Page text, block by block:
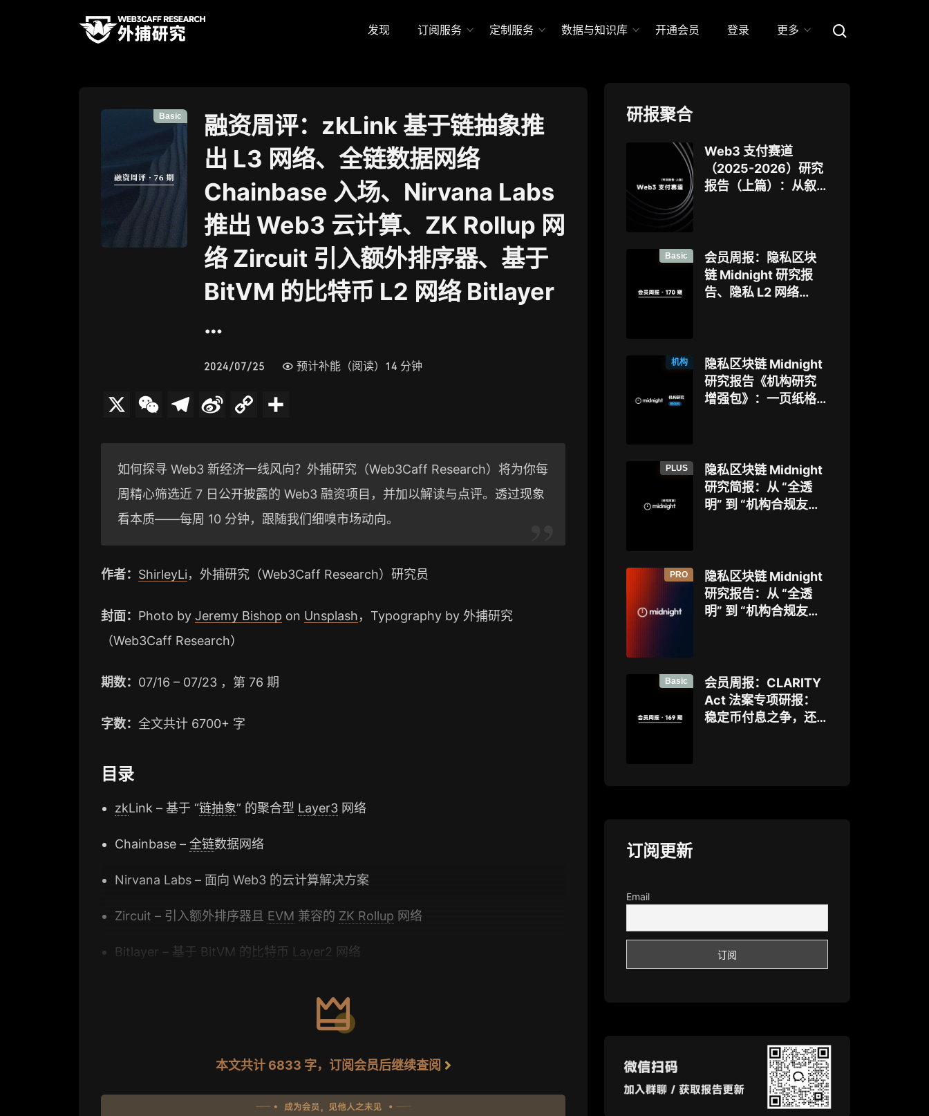
发现 订阅服务 定制服务 数据与知识库 开通会员 登录 更多
Basic
融资周评：zkLink 基于链抽象推
出 L3 网络、全链数据网络
Chainbase 入场、Nirvana Labs
推出 Web3 云计算、ZK Rollup 网
络 Zircuit 引入额外排序器、基于
BitVM 的比特币 L2 网络 Bitlayer
…
2024/07/25 预计补能（阅读）14 分钟
W
g
W
o
L
如何探寻 Web3 新经济一线风向？外捕研究（Web3Caff Research）将为你每
周精心筛选近 7 日公开披露的 Web3 融资项目，并加以解读与点评。透过现象
看本质——每周 10 分钟，跟随我们细嗅市场动向。
作者： ShirleyLi，外捕研究（Web3Caff Research）研究员
封面： Photo by Jeremy Bishop on Unsplash，Typography by 外捕研究
（Web3Caff Research）
期数： 07/16 – 07/23 ，第 76 期
字数： 全文共计 6700+ 字
目录
zkLink – 基于 “链抽象” 的聚合型 Layer3 网络
Chainbase – 全链数据网络
Nirvana Labs – 面向 Web3 的云计算解决方案
Zircuit – 引入额外排序器且 EVM 兼容的 ZK Rollup 网络
Bitlayer – 基于 BitVM 的 比特币 Layer2 网络
本文共计 6833 字，订阅会员后继续查阅
研报聚合
Web3 支付赛道
（2025-2026）研究
报告（上篇）：从叙
如何重塑下一代支付
体系？全景式拆解行
业背景、协议标准、
Basic
会员周报：隐私区块
链 Midnight 研究报
告、隐私 L2 网络
机构
隐私区块链 Midnight
研究报告《机构研究
增强包》：一页纸格
PLUS
隐私区块链 Midnight
研究简报：从 “全透
明” 到 “机构合规友
PRO
隐私区块链 Midnight
研究报告：从 “全透
明” 到 “机构合规友
解其背景、技术架
构、生态格局与机构
采用挑战
Basic
会员周报：CLARITY
Act 法案专项研报：
稳定币付息之争，还
订阅更新
Email